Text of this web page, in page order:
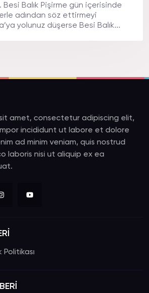
Balık Pişirme gün içerisinde
adından söz ettirmeyi
yolunuz düşerse Besi Balık...
amet, consectetur adipiscing elit,
incididunt ut labore et dolore
ad minim veniam, quis nostrud
laboris nisi ut aliquip ex ea
Politikası